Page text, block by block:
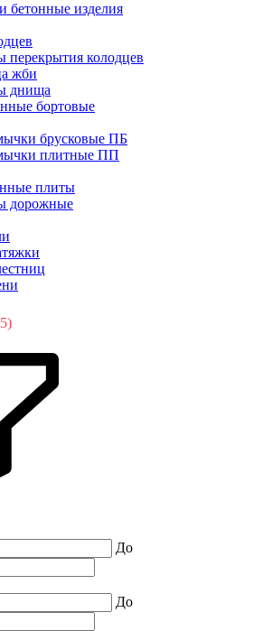
бетонные изделия
перекрытия колодцев
жби
днища
бортовые
брусковые ПБ
плитные ПП
плиты
дорожные
До
До